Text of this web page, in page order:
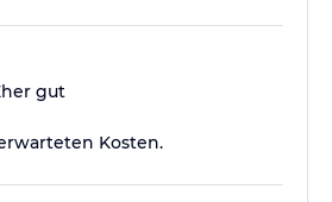
gut
Kosten.